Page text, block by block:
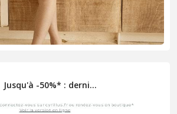
Jusqu'à -50%* : derni...